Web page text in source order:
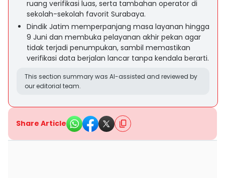
ruang verifikasi luas, serta tambahan operator di
sekolah-sekolah favorit Surabaya.
Dindik Jatim memperpanjang masa layanan hingga
9 Juni dan membuka pelayanan akhir pekan agar
tidak terjadi penumpukan, sambil memastikan
verifikasi data berjalan lancar tanpa kendala berarti.
This section summary was AI-assisted and reviewed by
our editorial team.
Share Article